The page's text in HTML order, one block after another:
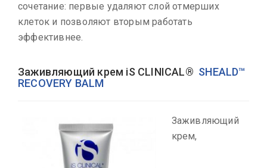
сочетание: первые удаляют слой отмерших
клеток и позволяют вторым работать
эффективнее.
Заживляющий крем iS CLINICAL® SHEALD™
RECOVERY BALM
Заживляющий
крем,